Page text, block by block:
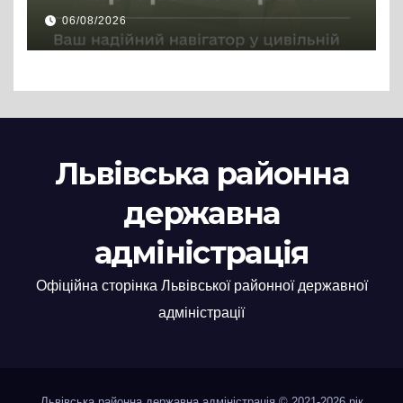
цивільній професії
06/08/2026
Львівська районна
державна
адміністрація
Офіційна сторінка Львівської районної державної
адміністрації